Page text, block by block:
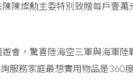
陳燦勲主委特別致贈每戶壹
會，驚喜陸海空三軍與海軍
服務家庭最想實用物品是360